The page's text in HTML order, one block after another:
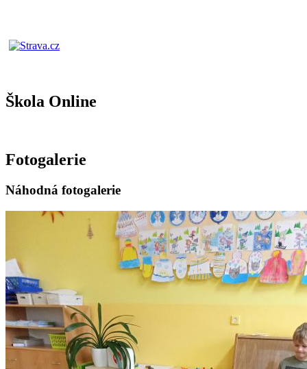
Škola Online
Fotogalerie
Náhodná fotogalerie